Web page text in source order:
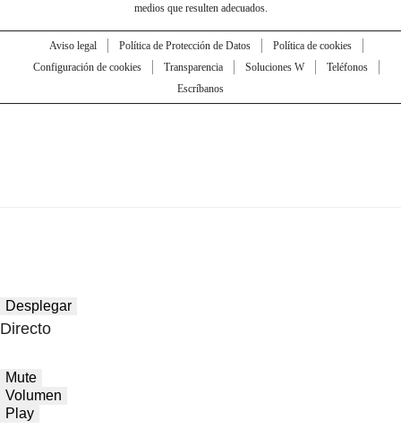
medios que resulten adecuados.
Aviso legal Política de Protección de Datos
Política de cookies
Configuración de cookies
Transparencia Soluciones W
Teléfonos
Escríbanos
Desplegar
Directo
Mute
Volumen
Play